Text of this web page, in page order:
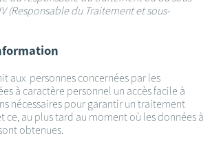
(Responsable du Traitement et sous-
aux personnes concernées par les
à caractère personnel un accès facile à
nécessaires pour garantir un traitement
ce, au plus tard au moment où les données à
obtenues.